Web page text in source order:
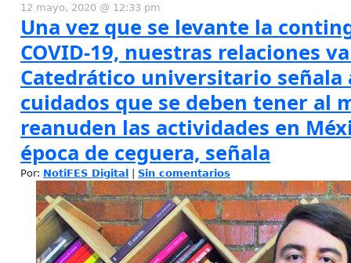
12 mayo, 2020 @ 12:33 pm
Una vez que se levante la
COVID-19, nuestras relaciones
Catedrático universitario señala
cuidados que se deben tener al
reanuden las actividades en
época de ceguera, señala
Por: NotiFES Digital Sin comentarios